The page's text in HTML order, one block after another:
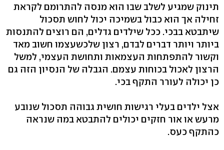
תינוק שמגיע לשלב שבו הוא מנסה להתרומם לקראת
זחילה אך הוא כבול בשמיכה יכול לחוש תסכול
שיתבטא בבכי. ככל שילדים גדלים, הם רוצים להתנסות
ביותר ויותר דברים לבדם, רצון שלכשעצמו חשוב מאד
וקשור להתפתחות העצמאות ותחושת העצמי, למשל
הרצון לאכול בכוחות עצמם. הגבלה של הנסיון הזה גם
כן יכולה לעורר התקף בכי.
אצל ילדים בעלי רגישות חושית גבוהה תסכול שנובע
מרעש או אור חזקים יכולים להתבטא במה שנראה
כהתקף כעס.